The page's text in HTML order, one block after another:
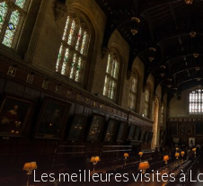
Les meilleures visites à